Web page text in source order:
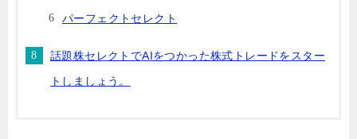
パーフェクトセレクト
話題株セレクトでAIをつかった株式トレードをスター
トしましょう。